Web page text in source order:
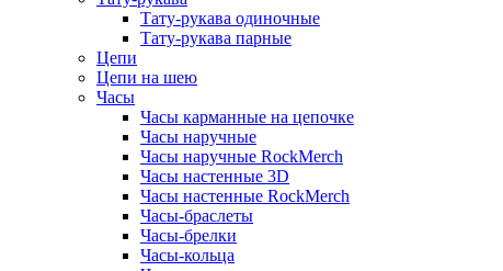
Тату-рукава одиночные
Тату-рукава парные
Цепи
Цепи на шею
Часы
Часы карманные на цепочке
Часы наручные
Часы наручные RockMerch
Часы настенные 3D
Часы настенные RockMerch
Часы-браслеты
Часы-брелки
Часы-кольца